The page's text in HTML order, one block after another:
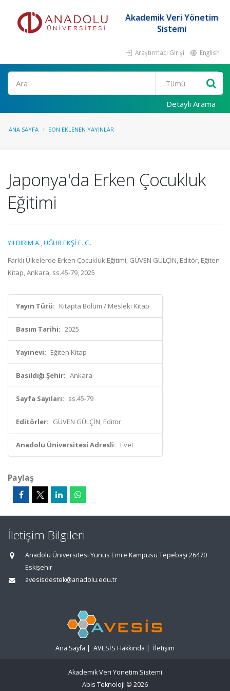
Akademik Veri Yönetim
Sistemi
Araştırmacı Girişi English
Ara
Detaylı Arama
ANA SAYFA SON EKLENEN YAYINLAR
Japonya'da Erken Çocukluk
Eğitimi
YILDIRIM A.,UĞUR EKŞİ E. G.
Farklı Ülkelerde Erken Çocukluk Eğitimi, GÜVEN GÜLÇİN, Editör, Eğiten
Kitap, Ankara, ss.45-79, 2025
Yayın Türü: Kitapta Bölüm / Mesleki Kitap
Basım Tarihi: 2025
Yayınevi: Eğiten Kitap
Basıldığı Şehir: Ankara
Sayfa Sayıları: ss.45-79
Editörler: GÜVEN GÜLÇİN, Editör
Anadolu Üniversitesi Adresli: Evet
Paylaş
İletişim Bilgileri
Anadolu Üniversitesi Yunus Emre Kampüsü Tepebaşı 26470
Eskişehir
avesisdestek@anadolu.edu.tr
Ana Sayfa | AVESİS Hakkında | İletişim
Akademik Veri Yönetim Sistemi
Abis Teknoloji © 2026